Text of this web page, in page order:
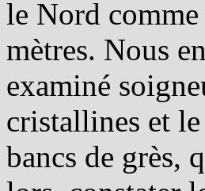
le Nord comme
mètres. Nous
examiné
cristallines et
bancs de grès,